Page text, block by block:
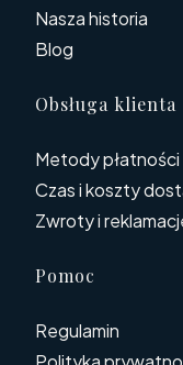
Nasza historia
Blog
Obsługa klienta
Metody płatności
Czas i koszty
Zwroty i
Pomoc
Regulamin